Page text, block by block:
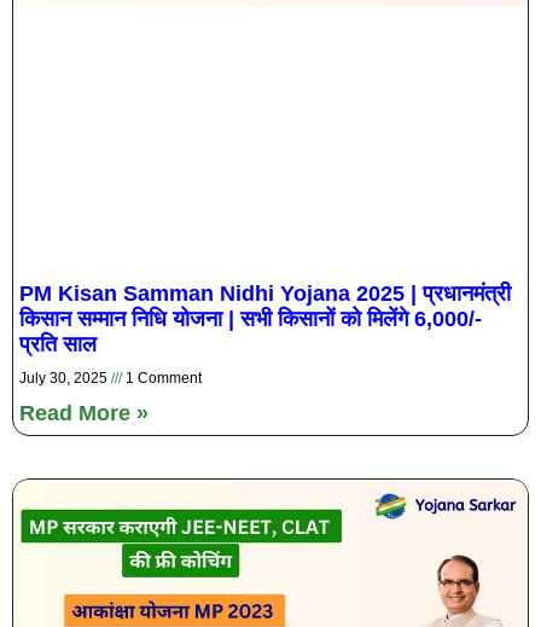
PM Kisan Samman Nidhi Yojana 2025 | प्रधानमंत्री
किसान सम्मान निधि योजना | सभी किसानों को मिलेंगे 6,000/-
प्रति साल
July 30, 2025 1 Comment
Read More »